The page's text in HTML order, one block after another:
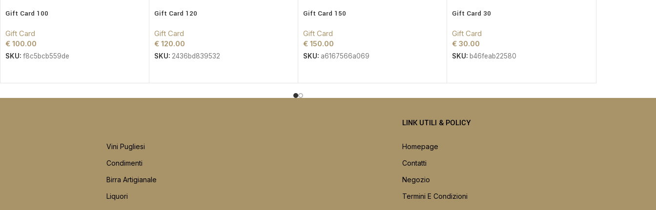
Gift Card 100
Gift Card
€ 100.00
SKU: f8c5bcb559de
Gift Card 120
Gift Card
€ 120.00
SKU: 2436bd839532
Gift Card 150
Gift Card
€ 150.00
SKU: a6167566a069
Gift Card 30
Gift Card
€ 30.00
SKU: b46feab22580
Vini Pugliesi
Condimenti
Birra Artigianale
Liquori
LINK UTILI & POLICY
Homepage
Contatti
Negozio
Termini E Condizioni